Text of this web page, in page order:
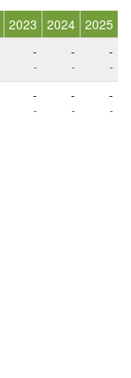
2023 2024 2025
-
-
-
-
-
-
-
-
-
-
-
-